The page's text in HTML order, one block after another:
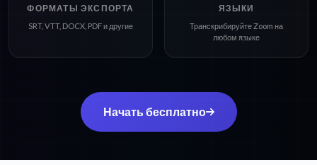
ФОРМАТЫ ЭКСПОРТА
SRT, VTT, DOCX, PDF и другие
ЯЗЫКИ
Транскрибируйте Zoom на
любом языке
Начать бесплатно